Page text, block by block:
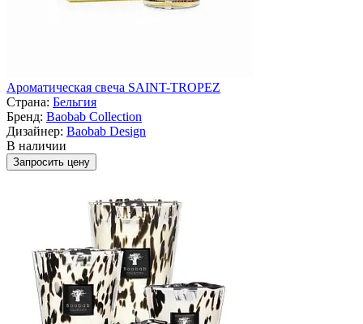
Ароматическая свеча SAINT-TROPEZ
Страна: Бельгия
Бренд: Baobab Collection
Дизайнер: Baobab Design
В наличии
Запросить цену